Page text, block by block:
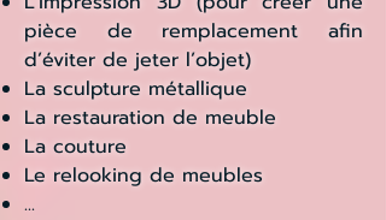
pièce de remplacement afin
d’éviter de jeter l’objet)
La sculpture métallique
La restauration de meuble
La couture
Le relooking de meubles
...